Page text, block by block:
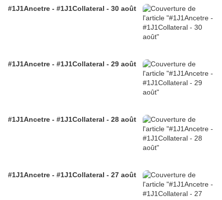
#1J1Ancetre - #1J1Collateral - 30 août
#1J1Ancetre - #1J1Collateral - 29 août
#1J1Ancetre - #1J1Collateral - 28 août
#1J1Ancetre - #1J1Collateral - 27 août